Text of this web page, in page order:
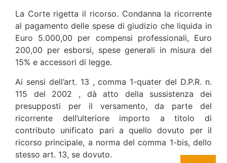
La Corte rigetta il ricorso. Condanna la ricorrente
al pagamento delle spese di giudizio che liquida in
Euro 5.000,00 per compensi professionali, Euro
200,00 per esborsi, spese generali in misura del
15% e accessori di legge.
Ai sensi dell’art. 13 , comma 1-quater del D.P.R. n.
115 del 2002 , dà atto della sussistenza dei
presupposti per il versamento, da parte del
ricorrente dell’ulteriore importo a titolo di
contributo unificato pari a quello dovuto per il
ricorso principale, a norma del comma 1-bis, dello
stesso art. 13, se dovuto.